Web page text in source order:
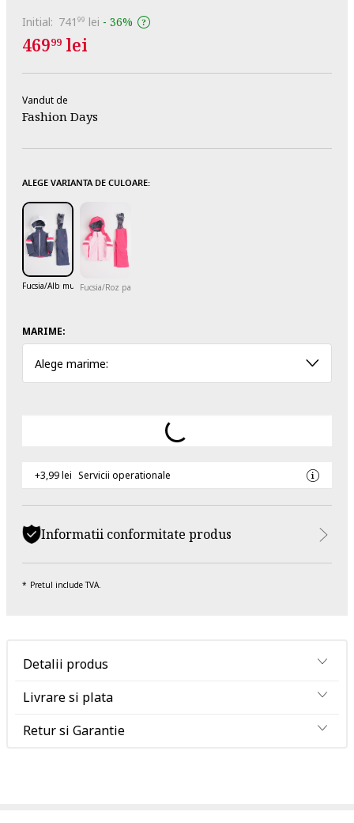
Initial: 741 99 lei - 36%
46999 lei
Vandut de
Fashion Days
ALEGE VARIANTA DE CULOARE:
Fucsia/Alb murdar/Gri antracit
Fucsia/Roz pastel
MARIME:
Alege marime:
+3,99 lei Servicii operationale
Informatii conformitate produs
Pretul include TVA.
Detalii produs
Livrare si plata
Retur si Garantie